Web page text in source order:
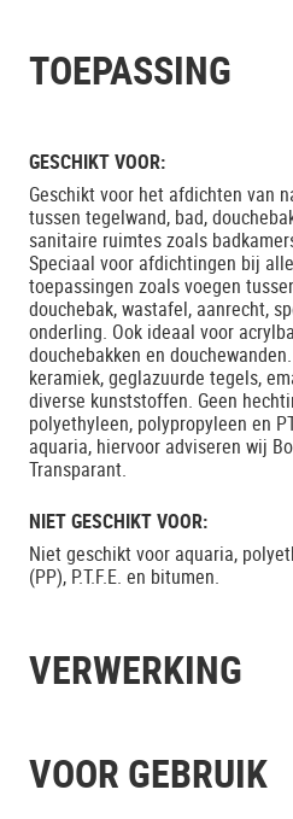
TOEPASSING
GESCHIKT VOOR:
Geschikt voor het afdichten van
tussen tegelwand, bad,
sanitaire ruimtes zoals
Speciaal voor afdichtingen bij
toepassingen zoals voegen
douchebak, wastafel, aanrecht,
onderling. Ook ideaal voor
douchebakken en
keramiek, geglazuurde tegels,
diverse kunststoffen. Geen
polyethyleen, polypropyleen en
aquaria, hiervoor adviseren wij
Transparant.
NIET GESCHIKT VOOR:
Niet geschikt voor aquaria,
(PP), P.T.F.E. en bitumen.
VERWERKING
VOOR GEBRUIK